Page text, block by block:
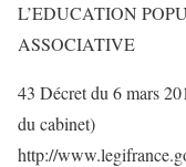
L’EDUCATION
ASSOCIATIVE
43 Décret du 6 mars
du cabinet)
http://